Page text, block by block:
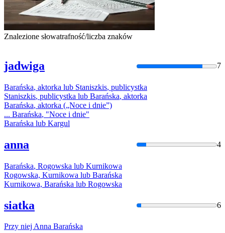
Znalezione słowatrafność/liczba znaków
jadwiga 7
Barańska, aktorka lub Staniszkis, publicystka
Staniszkis, publicystka lub Barańska, aktorka
Barańska, aktorka („Noce i dnie”)
... Barańska, "Noce i dnie"
Barańska lub Kargul
anna 4
Barańska, Rogowska lub Kurnikowa
Rogowska, Kurnikowa lub Barańska
Kurnikowa, Barańska lub Rogowska
siatka 6
Przy niej Anna Barańska